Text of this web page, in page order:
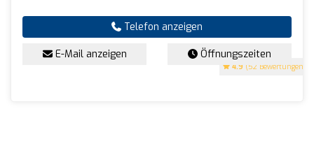
4.9 (52 Bewertungen)
Telefon anzeigen
E-Mail anzeigen Öffnungszeiten